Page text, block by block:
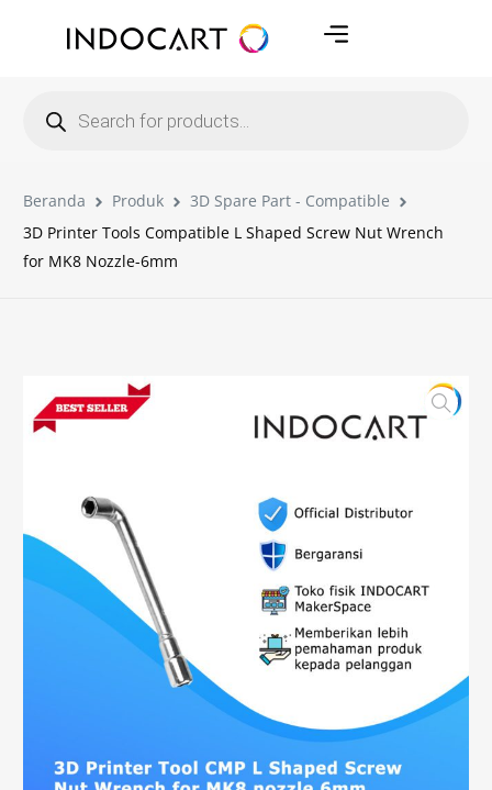
Beranda Produk
3D Spare Part - Compatible
3D Printer Tools Compatible L Shaped Screw Nut Wrench
for MK8 Nozzle-6mm